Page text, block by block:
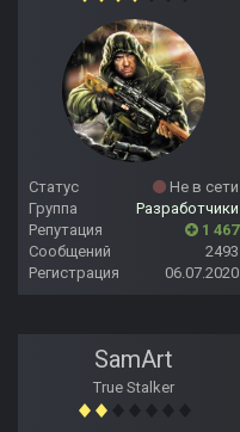
Статус
Не в сети
Группа
Разработчики
Репутация
1 467
Сообщений
2493
Регистрация
06.07.2020
SamArt
True Stalker